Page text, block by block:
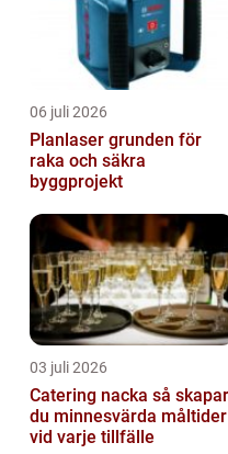
06 juli 2026
Planlaser grunden för
raka och säkra
byggprojekt
03 juli 2026
Catering nacka så skapar
du minnesvärda måltider
vid varje tillfälle